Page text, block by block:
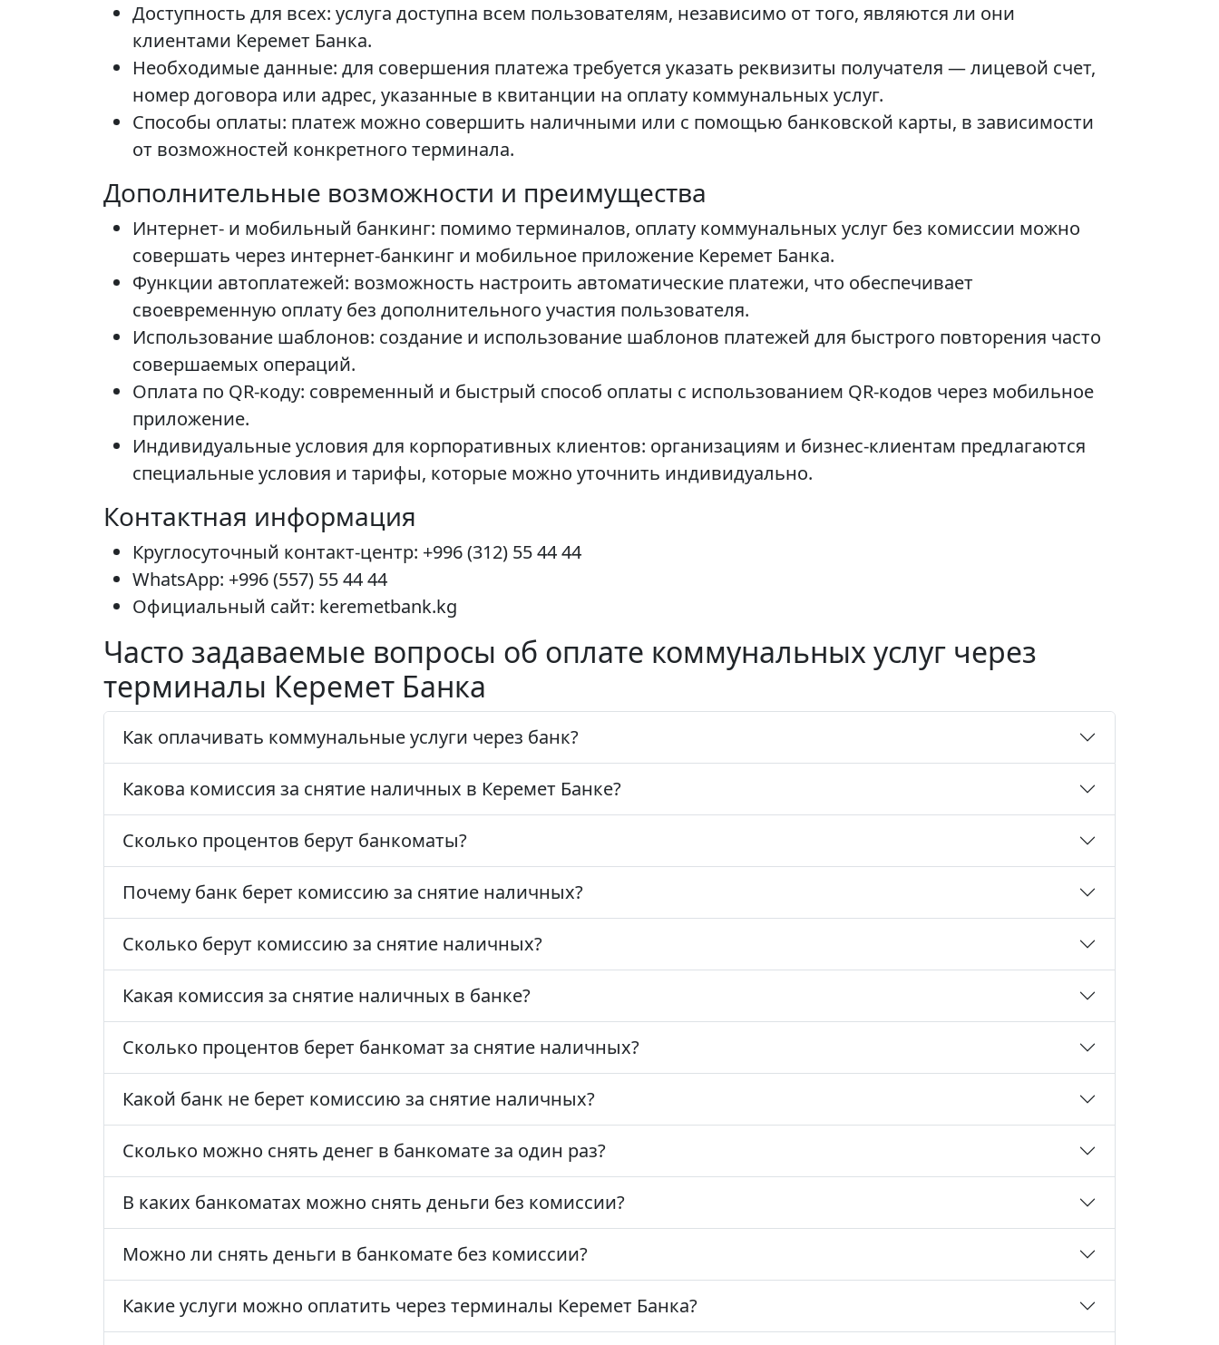
Доступность для всех: услуга доступна всем пользователям, независимо от того, являются ли они
клиентами Керемет Банка.
Необходимые данные: для совершения платежа требуется указать реквизиты получателя — лицевой счет,
номер договора или адрес, указанные в квитанции на оплату коммунальных услуг.
Способы оплаты: платеж можно совершить наличными или с помощью банковской карты, в зависимости
от возможностей конкретного терминала.
Дополнительные возможности и преимущества
Интернет- и мобильный банкинг: помимо терминалов, оплату коммунальных услуг без комиссии можно
совершать через интернет-банкинг и мобильное приложение Керемет Банка.
Функции автоплатежей: возможность настроить автоматические платежи, что обеспечивает
своевременную оплату без дополнительного участия пользователя.
Использование шаблонов: создание и использование шаблонов платежей для быстрого повторения часто
совершаемых операций.
Оплата по QR-коду: современный и быстрый способ оплаты с использованием QR-кодов через мобильное
приложение.
Индивидуальные условия для корпоративных клиентов: организациям и бизнес-клиентам предлагаются
специальные условия и тарифы, которые можно уточнить индивидуально.
Контактная информация
Круглосуточный контакт-центр: +996 (312) 55 44 44
WhatsApp: +996 (557) 55 44 44
Официальный сайт: keremetbank.kg
Часто задаваемые вопросы об оплате коммунальных услуг через
терминалы Керемет Банка
Как оплачивать коммунальные услуги через банк?
Какова комиссия за снятие наличных в Керемет Банке?
Сколько процентов берут банкоматы?
Почему банк берет комиссию за снятие наличных?
Сколько берут комиссию за снятие наличных?
Какая комиссия за снятие наличных в банке?
Сколько процентов берет банкомат за снятие наличных?
Какой банк не берет комиссию за снятие наличных?
Сколько можно снять денег в банкомате за один раз?
В каких банкоматах можно снять деньги без комиссии?
Можно ли снять деньги в банкомате без комиссии?
Какие услуги можно оплатить через терминалы Керемет Банка?